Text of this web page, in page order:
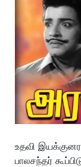
உதவி
பாலசந்தர்